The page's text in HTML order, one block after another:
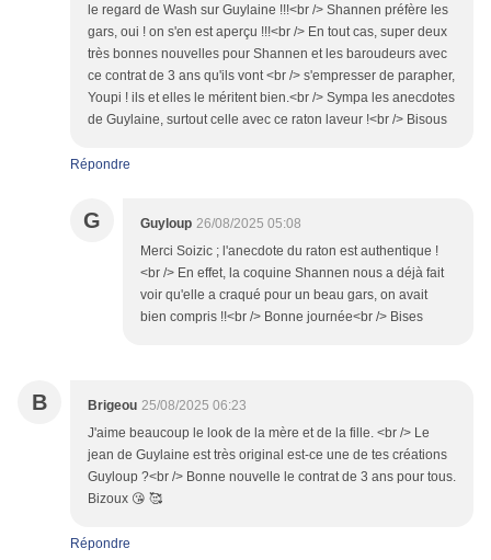
le regard de Wash sur Guylaine !!!<br /> Shannen préfère les
gars, oui ! on s'en est aperçu !!!<br /> En tout cas, super deux
très bonnes nouvelles pour Shannen et les baroudeurs avec
ce contrat de 3 ans qu'ils vont <br /> s'empresser de parapher,
Youpi ! ils et elles le méritent bien.<br /> Sympa les anecdotes
de Guylaine, surtout celle avec ce raton laveur !<br /> Bisous
Répondre
G Guyloup 26/08/2025 05:08
Merci Soizic ; l'anecdote du raton est authentique !
<br /> En effet, la coquine Shannen nous a déjà fait
voir qu'elle a craqué pour un beau gars, on avait
bien compris !!<br /> Bonne journée<br /> Bises
B Brigeou 25/08/2025 06:23
J'aime beaucoup le look de la mère et de la fille. <br /> Le
jean de Guylaine est très original est-ce une de tes créations
Guyloup ?<br /> Bonne nouvelle le contrat de 3 ans pour tous.
Bizoux 😘 🥰
Répondre